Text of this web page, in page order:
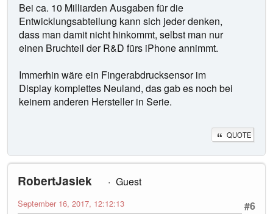
Bei ca. 10 Milliarden Ausgaben für die
Entwicklungsabteilung kann sich jeder denken,
dass man damit nicht hinkommt, selbst man nur
einen Bruchteil der R&D fürs iPhone annimmt.
Immerhin wäre ein Fingerabdrucksensor im
Display komplettes Neuland, das gab es noch bei
keinem anderen Hersteller in Serie.
QUOTE
RobertJasiek
Guest
#6
September 16, 2017, 12:12:13